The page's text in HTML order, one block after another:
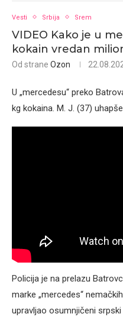
Vesti Srbija Srem
VIDEO Kako je u
kokain vredan
Od strane Ozon
U „mercedesu“ preko
kg kokaina. M. J. (37)
Policija je na prelazu
marke „mercedes“
upravljao osumnjičeni